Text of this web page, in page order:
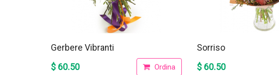
Gerbere Vibranti
$ 60.50
Ordina
Sorriso
$ 60.50